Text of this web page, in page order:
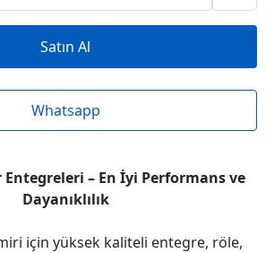
Satın Al
Whatsapp
– En İyi Performans ve
Dayanıklılık
için yüksek kaliteli entegre, röle,